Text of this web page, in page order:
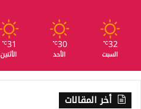
32
℃
السبت
30
℃
الأحد
31
℃
الأثنين
أخر المقالات